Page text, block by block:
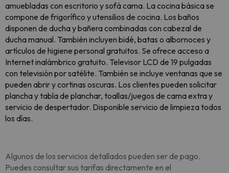
amuebladas con escritorio y sofá cama. La cocina básica se
compone de frigorífico y utensilios de cocina. Los baños
disponen de ducha y bañera combinadas con cabezal de
ducha manual. También incluyen bidé, batas o albornoces y
artículos de higiene personal gratuitos. Se ofrece acceso a
Internet inalámbrico gratuito. Televisor LCD de 19 pulgadas
con televisión por satélite. También se incluye ventanas que se
pueden abrir y cortinas oscuras. Los clientes pueden solicitar
plancha y tabla de planchar, toallas/juegos de cama extra y
servicio de despertador. Disponible servicio de limpieza todos
los días.
Algunos de los servicios detallados pueden ser de pago.
Puedes consultar sus tarifas directamente en el